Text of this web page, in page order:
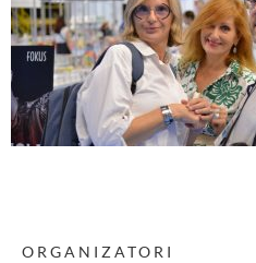
ORGANIZATORI